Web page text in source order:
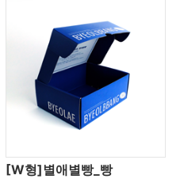
[W형]별애별빵_빵